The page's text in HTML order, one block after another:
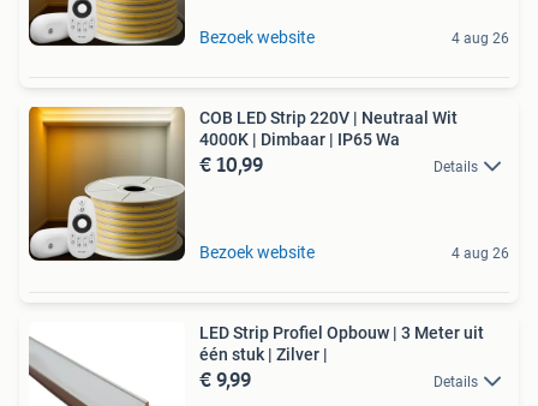
Bezoek website 4 aug 26
COB LED Strip 220V | Neutraal Wit
4000K | Dimbaar | IP65 Wa
€ 10,99 Details
Bezoek website 4 aug 26
LED Strip Profiel Opbouw | 3 Meter uit
één stuk | Zilver |
€ 9,99 Details